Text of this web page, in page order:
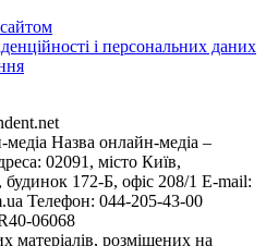
і персональних даних
Назва онлайн-медіа –
02091, місто Київ,
172-Б, офіс 208/1 E-mail:
Телефон: 044-205-43-00
06068
матеріалів, розміщених на